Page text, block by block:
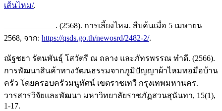
เส้นไหม/.
_____________. (2568). การเลี้ยงไหม. สืบค้นเมื่อ 5 เมษายน
2568, จาก: https://qsds.go.th/newosrd/2482-2/.
ณัฐชยา รัตนพันธุ์ โสวัตรี ณ ถลาง และภัทรพรรณ ทำดี. (2566).
การพัฒนาสินค้าทางวัฒนธรรมจากภูมิปัญญาผ้าไหมทอมือบ้าน
ครัว โดยครอบครัวมนูทัศน์ เขตราชเทวี กรุงเทพมหานคร.
วารสารวิจัยและพัฒนา มหาวิทยาลัยราชภัฏสวนสุนันทา, 15(1),
1-17.